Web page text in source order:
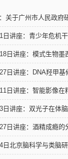
关于广州市人民政府
日讲座：青少年危机
日讲座：模式生物
日讲座：DNA羟甲
日讲座：智能影像
日讲座：双光子在体
日讲座：酒精成瘾的
日北京脑科学与类脑